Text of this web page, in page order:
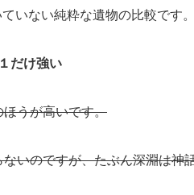
いない純粋な遺物の比較です。
だけ強い
うが高いです。
いのですが、たぶん深淵は神